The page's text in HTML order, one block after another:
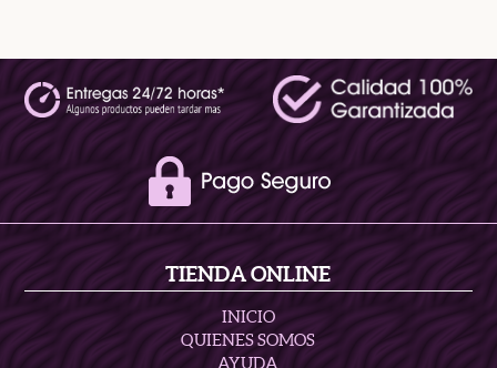
TIENDA ONLINE
INICIO
QUIENES SOMOS
AYUDA